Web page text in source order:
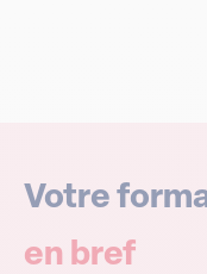
Votre
en bref